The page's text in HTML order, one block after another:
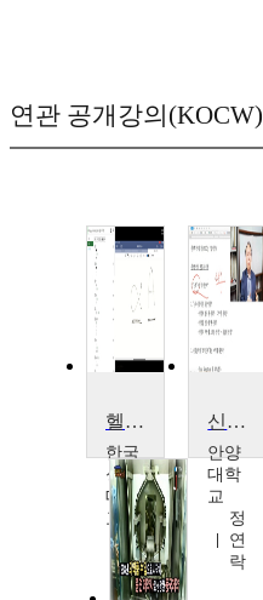
연관 공개강의(KOCW)
헬라어 1
한국
성서
대학
교
이
민
규
신약특강
안양
대학
교
정
연
락